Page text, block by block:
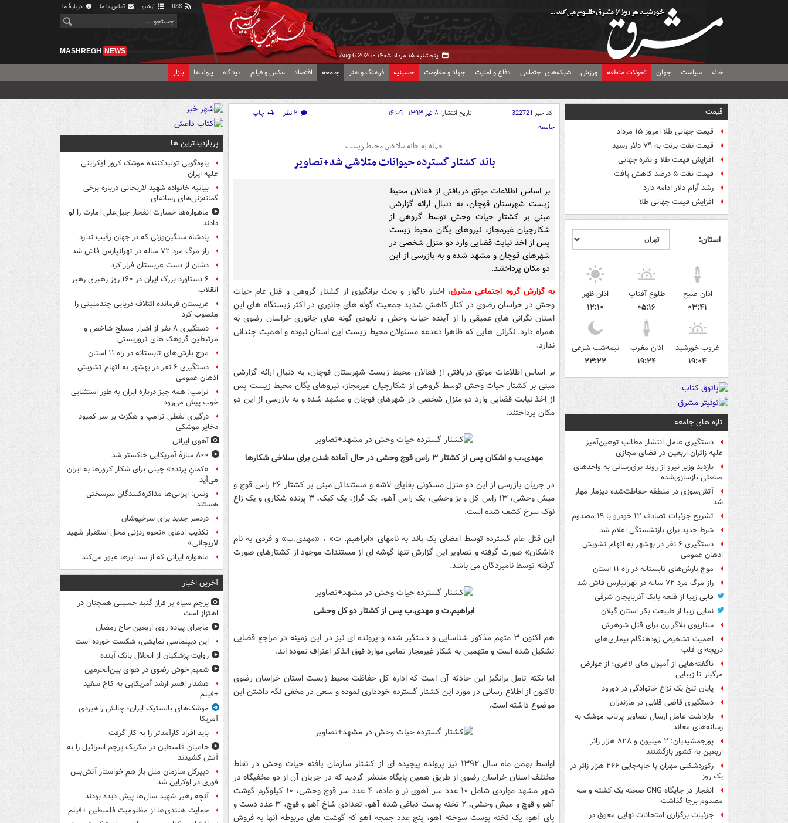
آرشیو تماس با ما دربارهٔ ما
پنجشنبه ۱۵ مرداد ۱۴۰۵ - Aug 6 2026
MASHREGH NEWS
خانه سیاست جهان تحولات منطقه ورزش شبکه‌های اجتماعی دفاع و امنیت جهاد و مقاومت حسینیه فرهنگ و هنر جامعه اقتصاد عکس و فیلم دیدگاه پیوندها بازار
قیمت
قیمت جهانی طلا امروز ۱۵ مرداد
قیمت نفت برنت به ۷۹ دلار رسید
افزایش قیمت طلا و نقره جهانی
قیمت نفت ۵ درصد کاهش یافت
رشد آرام دلار ادامه دارد
افزایش قیمت جهانی طلا
استان:
اذان صبح
۰۳:۴۱
طلوع آفتاب
۰۵:۱۶
اذان ظهر
۱۲:۱۰
غروب خورشید
۱۹:۰۴
اذان مغرب
۱۹:۲۴
نیمه‌شب شرعی
۲۳:۲۲
تازه های جامعه
دستگیری عامل انتشار مطالب توهین‌آمیز
علیه زائران اربعین در فضای مجازی
بازدید وزیر نیرو از روند برق‌رسانی به واحدهای
صنعتی بازسازی‌شده
آتش‌سوزی در منطقه حفاظت‌شده دیزمار مهار
شد
تشریح جزئیات تصادف ۱۲ خودرو با ۱۹ مصدوم
شرط جدید برای بازنشستگی اعلام شد
دستگیری ۶ نفر در بهشهر به اتهام تشویش
اذهان عمومی
موج بارش‌های تابستانه در راه ۱۱ استان
راز مرگ مرد ۷۲ ساله در تهرانپارس فاش شد
قابی زیبا از قلعه بابک آذربایجان شرقی
نمایی زیبا از طبیعت بکر استان گیلان
سناریوی بلاگر زن برای قتل شوهرش
اهمیت تشخیص زودهنگام بیماری‌های
دریچه‌ای قلب
ناگفته‌هایی از آمپول های لاغری؛ از عوارض
مرگبار تا زیبایی
پایان تلخ یک نزاع خانوادگی در دورود
دستگیری قاضی قلابی در مازندران
بازداشت عامل ارسال تصاویر پرتاب موشک به
رسانه‌های معاند
پورجمشیدیان: ۲ میلیون و ۸۲۸ هزار زائر
اربعین به کشور بازگشتند
رکوردشکنی مهران با جابه‌جایی ۲۶۶ هزار زائر در
یک روز
انفجار در جایگاه CNG صحنه یک کشته و سه
مصدوم برجا گذاشت
جزئیات برگزاری امتحانات نهایی معوق در
کد خبر 322721 تاریخ انتشار: ۸ تیر ۱۳۹۳ - ۱۶:۰۹ ۲ نظر
چاپ
جامعه
حمله به خانه سلاخان محیط زیست
باند کشتار گسترده حیوانات متلاشی شد+تصاویر
بر اساس اطلاعات موثق دریافتی از فعالان محیط
زیست شهرستان قوچان، به دنبال ارائه گزارشی
مبنی بر کشتار حیات وحش توسط گروهی از
شکارچیان غیرمجاز، نیروهای یگان محیط زیست
پس از اخذ نیابت قضایی وارد دو منزل شخصی در
شهرهای قوچان و مشهد شده و به بازرسی از این
دو مکان پرداختند.
به گزارش گروه اجتماعی مشرق، اخبار ناگوار و بحث برانگیزی از کشتار گروهی و قتل عام حیات
وحش در خراسان رضوی در کنار کاهش شدید جمعیت گونه های جانوری در اکثر زیستگاه های این
استان نگرانی های عمیقی را از آینده حیات وحش و نابودی گونه های جانوری خراسان رضوی به
همراه دارد. نگرانی هایی که ظاهرا دغدغه مسئولان محیط زیست این استان نبوده و اهمیت چندانی
ندارد.
بر اساس اطلاعات موثق دریافتی از فعالان محیط زیست شهرستان قوچان، به دنبال ارائه گزارشی
مبنی بر کشتار حیات وحش توسط گروهی از شکارچیان غیرمجاز، نیروهای یگان محیط زیست پس
از اخذ نیابت قضایی وارد دو منزل شخصی در شهرهای قوچان و مشهد شده و به بازرسی از این دو
مکان پرداختند.
مهدی.ب و اشکان پس از کشتار ۳ راس قوچ وحشی در حال آماده شدن برای سلاخی شکارها
در جریان بازرسی از این دو منزل مسکونی بقایای لاشه و مستنداتی مبنی بر کشتار ۲۶ راس قوچ و
میش وحشی، ۱۳ راس کل و بز وحشی، یک راس آهو، یک گراز، یک کبک، ۳ پرنده شکاری و یک زاغ
نوک سرخ کشف شده است.
این قتل عام گسترده توسط اعضای یک باند به نامهای «ابراهیم. ت» ، «مهدی.ب» و فردی به نام
«اشکان» صورت گرفته و تصاویر این گزارش تنها گوشه ای از مستندات موجود از کشتارهای صورت
گرفته توسط نامبردگان می باشد.
ابراهیم.ت و مهدی.ب پس از کشتار دو کل وحشی
هم اکنون ۳ متهم مذکور شناسایی و دستگیر شده و پرونده ای نیز در این زمینه در مراجع قضایی
تشکیل شده است و متهمین به شکار غیرمجاز تمامی موارد فوق الذکر اعتراف نموده اند.
اما نکته تامل برانگیز این حادثه آن است که اداره کل حفاظت محیط زیست استان خراسان رضوی
تاکنون از اطلاع رسانی در مورد این کشتار گسترده خودداری نموده و سعی در مخفی نگه داشتن این
موضوع داشته است.
اواسط بهمن ماه سال ۱۳۹۲ نیز پرونده پیچیده ای از کشتار سازمان یافته حیات وحش در نقاط
مختلف استان خراسان رضوی از طریق همین پایگاه منتشر گردید که در جریان آن از دو مخفیگاه در
شهر مشهد مواردی شامل ۱۰ عدد سر آهوی نر و ماده، ۴ عدد سر قوچ وحشی، ۱۰ کیلوگرم گوشت
آهو و قوچ و میش وحشی، ۲ تخته پوست دباغی شده آهو، تعدادی شاخ آهو و قوچ، ۳ عدد دست و
پای آهو، یک تخته پوست سوخته آهو، پنج عدد جمجه آهو که گوشت های مربوطه آنها به فروش
پربازدیدترین ها
یاوه‌گویی تولیدکننده موشک کروز اوکراینی
علیه ایران
بیانیه خانواده شهید لاریجانی درباره برخی
گمانه‌زنی‌های رسانه‌ای
ماهواره‌ها خسارت انفجار جبل‌علی امارت را لو
دادند
پادشاه سنگین‌وزنی که در جهان رقیب ندارد
راز مرگ مرد ۷۲ ساله در تهرانپارس فاش شد
دشان از دست عربستان فرار کرد
۶ دستاورد بزرگ ایران در ۱۶۰ روز رهبری رهبر
انقلاب
عربستان فرمانده ائتلاف دریایی چندملیتی را
منصوب کرد
دستگیری ۸ نفر از اشرار مسلح شاخص و
مرتبطین گروهک های تروریستی
موج بارش‌های تابستانه در راه ۱۱ استان
دستگیری ۶ نفر در بهشهر به اتهام تشویش
اذهان عمومی
ترامپ: همه چیز درباره ایران به طور استثنایی
خوب پیش می‌رود
درگیری لفظی ترامپ و هگزث بر سر کمبود
ذخایر موشکی
آهوی ایرانی
۸۰۰ سازۀ آمریکایی خاکستر شد
«کمانِ پرنده» چینی برای شکار کروزها به ایران
می‌آید
ونس: ایرانی‌ها مذاکره‌کنندگان سرسختی
هستند
دردسر جدید برای سرخپوشان
تکذیب ادعای «نحوه ردزنی محل استقرار شهید
لاریجانی»
ماهواره ایرانی که از سد ابرها عبور می‌کند
آخرین اخبار
پرچم سیاه بر فراز گنبد حسینی همچنان در
اهتزاز است
ماجرای پیاده روی اربعین حاج رمضان
این دیپلماسی نمایشی، شکست خورده است
روایت پزشکیان از انحلال بانک آینده
شمیم خوش رضوی در هوای بین‌الحرمین
هشدار افسر ارشد آمریکایی به کاخ سفید
+فیلم
موشک‌های بالستیک ایران؛ چالش راهبردی
آمریکا
باید افراد کارآمدتر را به کار گرفت
حامیان فلسطین در مکزیک پرچم اسرائیل را به
آتش کشیدند
دبیرکل سازمان ملل باز هم خواستار آتش‌بس
فوری در اوکراین شد
آنچه رهبر شهید سال‌ها پیش دیده بودند
حمایت هلندی‌ها از مظلومیت فلسطین +فیلم